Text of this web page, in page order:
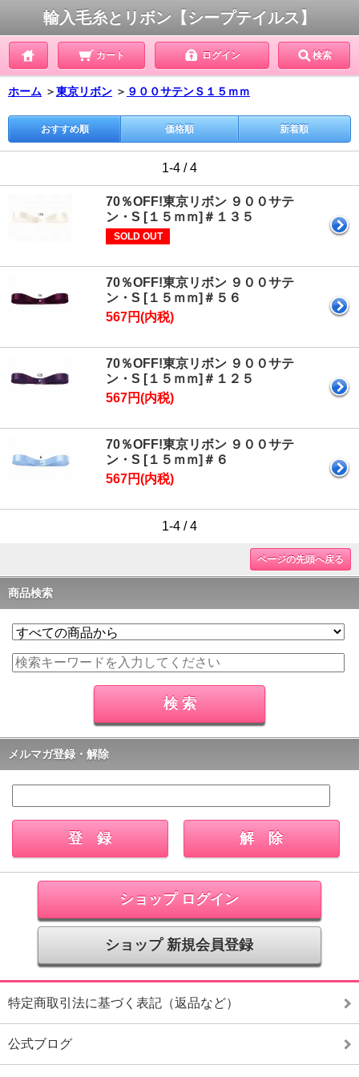
輸入毛糸とリボン【シープテイルス】
カート ログイン 検索
ホーム ＞東京リボン ＞ ９００サテンＳ１５ｍｍ
おすすめ順 価格順 新着順
1-4 / 4
70％OFF!東京リボン ９００サテ
ン・S [１５ｍｍ]＃１３５
SOLD OUT
70％OFF!東京リボン ９００サテ
ン・S [１５ｍｍ]＃５６
567円(内税)
70％OFF!東京リボン ９００サテ
ン・S [１５ｍｍ]＃１２５
567円(内税)
70％OFF!東京リボン ９００サテ
ン・S [１５ｍｍ]＃６
567円(内税)
1-4 / 4
ページの先頭へ戻る
商品検索
メルマガ登録・解除
ショップ ログイン
ショップ 新規会員登録
特定商取引法に基づく表記（返品など）
公式ブログ